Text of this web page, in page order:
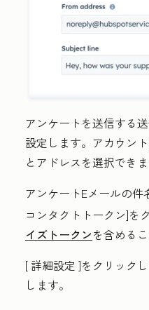
アンケートを送信する
設定します。アカウン
とアドレスを選択できま
アンケートEメールの件
コンタクトトークン]を
イズトークンを含める
[ 詳細設定 ]をクリック
します。